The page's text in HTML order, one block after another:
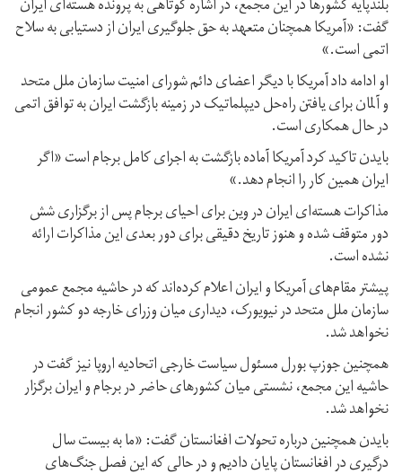
بلندپایه کشورها در این مجمع، در اشاره کوتاهی به پرونده هسته‌ای ایران
گفت: «آمریکا همچنان متعهد به حق جلوگیری ایران از دستیابی به سلاح
اتمی است.»
او ادامه داد آمریکا با دیگر اعضای دائم شورای امنیت سازمان ملل متحد
و آلمان برای یافتن راه‌حل دیپلماتیک در زمینه بازگشت ایران به توافق اتمی
در حال همکاری است.
بایدن تاکید کرد آمریکا آماده بازگشت به اجرای کامل برجام است «اگر
ایران همین کار را انجام دهد.»
مذاکرات هسته‌ای ایران در وین برای احیای برجام پس از برگزاری شش
دور متوقف شده و هنوز تاریخ دقیقی برای دور بعدی این مذاکرات ارائه
نشده است.
پیشتر مقام‌های آمریکا و ایران اعلام کرده‌اند که در حاشیه مجمع عمومی
سازمان ملل متحد در نیویورک، دیداری میان وزرای خارجه دو کشور انجام
نخواهد شد.
همچنین جوزپ بورل مسئول سیاست خارجی اتحادیه اروپا نیز گفت در
حاشیه این مجمع، نشستی میان کشورهای حاضر در برجام و ایران برگزار
نخواهد شد.
بایدن همچنین درباره تحولات افغانستان گفت: «ما به بیست سال
درگیری در افغانستان پایان دادیم و در حالی که این فصل جنگ‌های